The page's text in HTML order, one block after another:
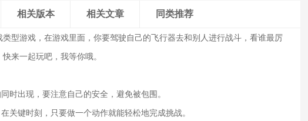
相关版本 相关文章 同类推荐
型游戏，在游戏里面，你要驾驶自己的飞行器去和别人进行战斗，看谁最厉
来一起玩吧，我等你哦。
时出现，要注意自己的安全，避免被包围。
关键时刻，只要做一个动作就能轻松地完成挑战。